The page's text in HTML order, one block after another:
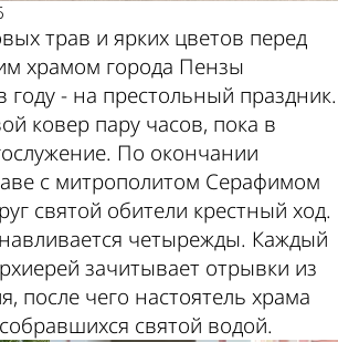
трав и ярких цветов перед
храмом города Пензы
году - на престольный праздник.
ковер пару часов, пока в
По окончании
с митрополитом Серафимом
святой обители крестный ход.
четырежды. Каждый
зачитывает отрывки из
после чего настоятель храма
святой водой.